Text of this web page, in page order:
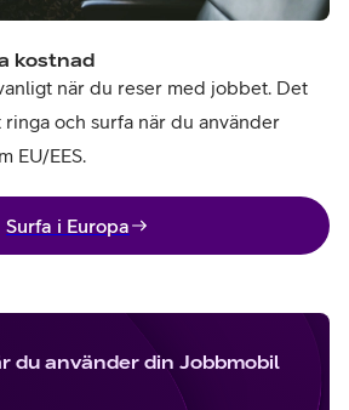
kostnad
när du reser med jobbet. Det
och surfa när du använder
EU/EES.
Surfa i Europa
du använder din Jobbmobil